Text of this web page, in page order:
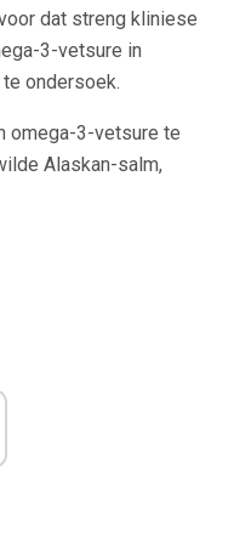
dat streng kliniese
3-vetsure in
ondersoek.
omega-3-vetsure te
Alaskan-salm,